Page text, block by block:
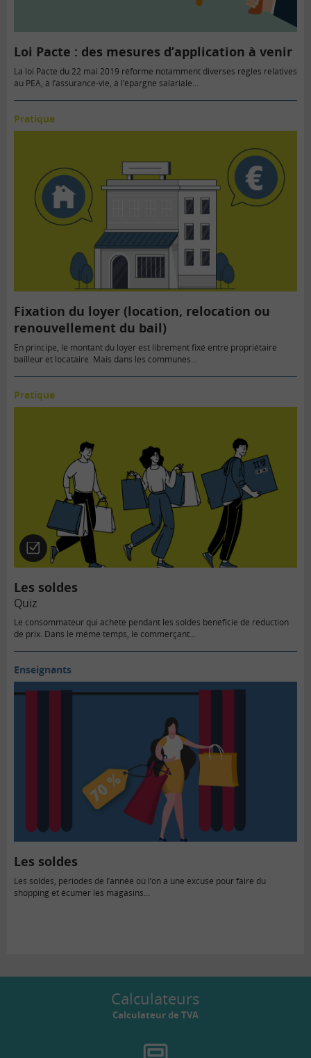
Loi Pacte : des mesures d’application à venir
La loi Pacte du 22 mai 2019 réforme notamment diverses règles relatives
au PEA, à l’assurance-vie, à l’épargne salariale…
Pratique
Fixation du loyer (location, relocation ou
renouvellement du bail)
En principe, le montant du loyer est librement fixé entre propriétaire
bailleur et locataire. Mais dans les communes…
Pratique
Quiz
Les soldes
Quiz
Le consommateur qui achète pendant les soldes bénéficie de réduction
de prix. Dans le même temps, le commerçant…
Enseignants
Les soldes
Les soldes, périodes de l’année où l’on a une excuse pour faire du
shopping et écumer les magasins…
Calculateurs
Calculateur de TVA